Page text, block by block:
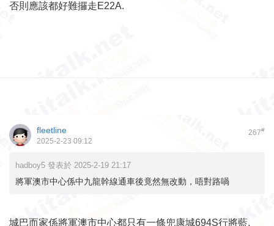
否則應該都好難攞走E22A.
267#
fleetline
2025-2-23 09:12
hadboy5 發表於 2025-2-19 21:17
將軍澳市中心係中九龍幹線通車後竟然無改動，唔對路喎
城巴而家係將軍澳市中心都只有一條兜康城694S行將藍,